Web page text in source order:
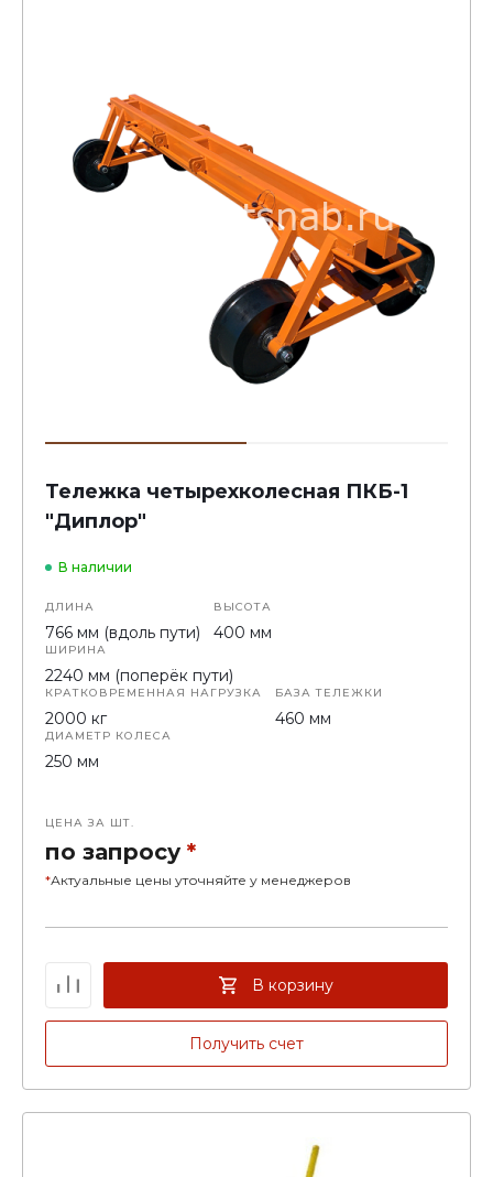
Тележка четырехколесная ПКБ-1
"Диплор"
В наличии
ДЛИНА
766 мм (вдоль пути)
ВЫСОТА
400 мм
ШИРИНА
2240 мм (поперёк пути)
КРАТКОВРЕМЕННАЯ НАГРУЗКА
2000 кг
БАЗА ТЕЛЕЖКИ
460 мм
ДИАМЕТР КОЛЕСА
250 мм
ЦЕНА ЗА ШТ.
по запросу *
*Актуальные цены уточняйте у менеджеров
Получить счет
В корзину